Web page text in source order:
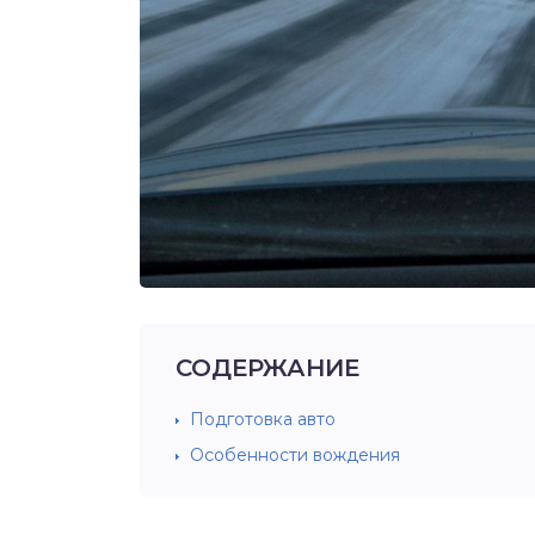
СОДЕРЖАНИЕ
Подготовка авто
Особенности вождения